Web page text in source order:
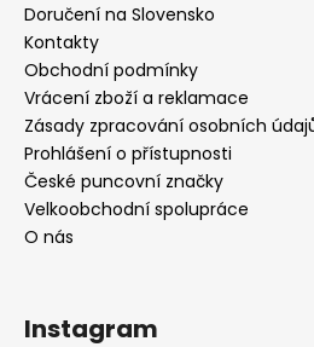
Doručení na Slovensko
Kontakty
Obchodní podmínky
Vrácení zboží a reklamace
Zásady zpracování osobních
Prohlášení o přístupnosti
České puncovní značky
Velkoobchodní spolupráce
O nás
Instagram